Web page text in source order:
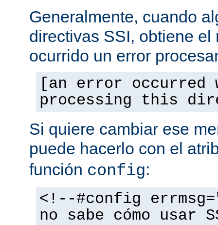
Generalmente, cuando
directivas SSI, obtiene el
ocurrido un error
[an error occurred
processing this
Si quiere cambiar ese
puede hacerlo con el
función config:
<!--#config
no sabe cómo usar